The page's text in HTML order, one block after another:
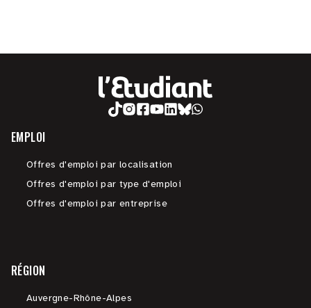
EMPLOI
Offres d'emploi par localisation
Offres d'emploi par type d'emploi
Offres d'emploi par entreprise
RÉGION
Auvergne-Rhône-Alpes